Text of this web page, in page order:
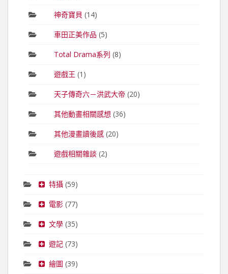
神奇寶貝 (14)
車田正美作品 (5)
Total Drama系列 (8)
遊戲王 (1)
天子傳奇六－洪武大帝 (20)
其他動畫相關感想 (36)
其他漫畫讀後感(20)
遊戲相關雜談 (2)
特攝(59)
電影(77)
文學(35)
遊記(73)
繪圖 (39)